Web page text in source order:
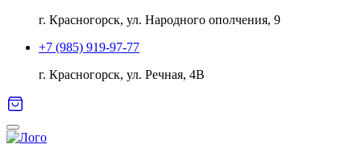
г. Красногорск, ул. Народного ополчения, 9
+7 (985) 919-97-77
г. Красногорск, ул. Речная, 4В